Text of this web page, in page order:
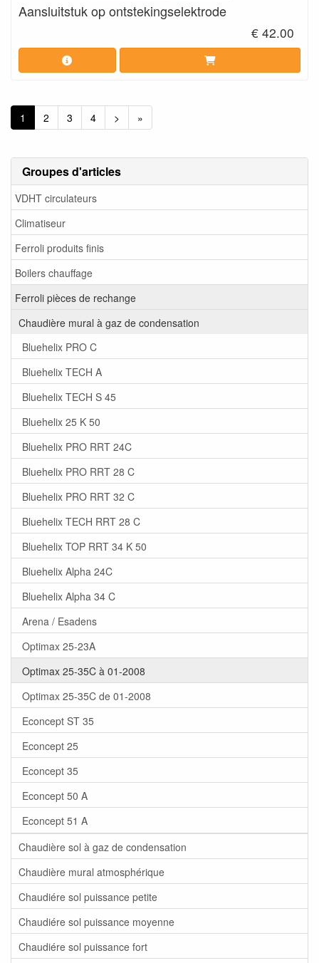
Groupes d'articles
VDHT circulateurs
Climatiseur
Ferroli produits finis
Boilers chauffage
Ferroli pièces de rechange
Chaudière mural à gaz de condensation
Bluehelix PRO C
Bluehelix TECH A
Bluehelix TECH S 45
Bluehelix 25 K 50
Bluehelix PRO RRT 24C
Bluehelix PRO RRT 28 C
Bluehelix PRO RRT 32 C
Bluehelix TECH RRT 28 C
Bluehelix TOP RRT 34 K 50
Bluehelix Alpha 24C
Bluehelix Alpha 34 C
Arena / Esadens
Optimax 25-23A
Optimax 25-35C à 01-2008
Optimax 25-35C de 01-2008
Econcept ST 35
Econcept 25
Econcept 35
Econcept 50 A
Econcept 51 A
Chaudière sol à gaz de condensation
Chaudière mural atmosphérique
Chaudiére sol puissance petite
Chaudiére sol puissance moyenne
Chaudiére sol puissance fort
Aansluitstuk op ontstekingselektrode
€ 42.00
1 2 3 4 > »